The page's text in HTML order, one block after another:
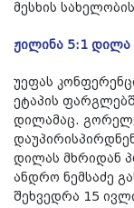
მესხის
ჟილინა 5:1 დილა
უეფას
ეტაპის
დილამაც.
დილას მხრიდან
ანდრო ნემსაძე
შეხვედრა 15